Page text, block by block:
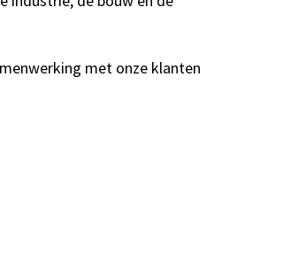
met onze klanten